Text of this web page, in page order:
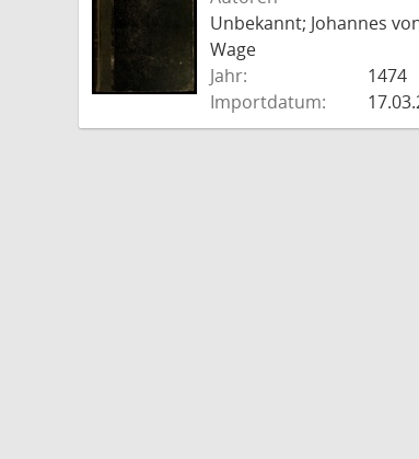
Unbekannt; Johannes
Wage
Jahr:
1474
Importdatum: